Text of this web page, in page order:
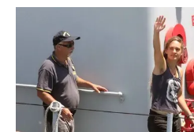
MONDO
POLITICA
ECONOMIA